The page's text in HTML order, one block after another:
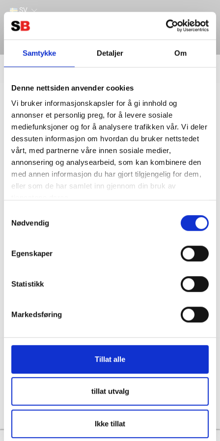
Samtykke Detaljer Om
Denne nettsiden anvender cookies
Vi bruker informasjonskapsler for å gi innhold og
annonser et personlig preg, for å levere sosiale
mediefunksjoner og for å analysere trafikken vår. Vi deler
dessuten informasjon om hvordan du bruker nettstedet
vårt, med partnerne våre innen sosiale medier,
annonsering og analysearbeid, som kan kombinere den
med annen informasjon du har gjort tilgjengelig for dem,
eller som de har samlet inn gjennom din bruk av
Nødvendig
Egenskaper
Statistikk
Markedsføring
Tillat alle
tillat utvalg
Ikke tillat
SV
Filter Lager
036122078
Sweden
info@skanbatt.se
Information för återförsäljare
Hållbarhet och samhällsansvar
Försäljnings- och leveransvillkor
Copyright © Skandinavisk Batteriimport Sverige AB, 2026